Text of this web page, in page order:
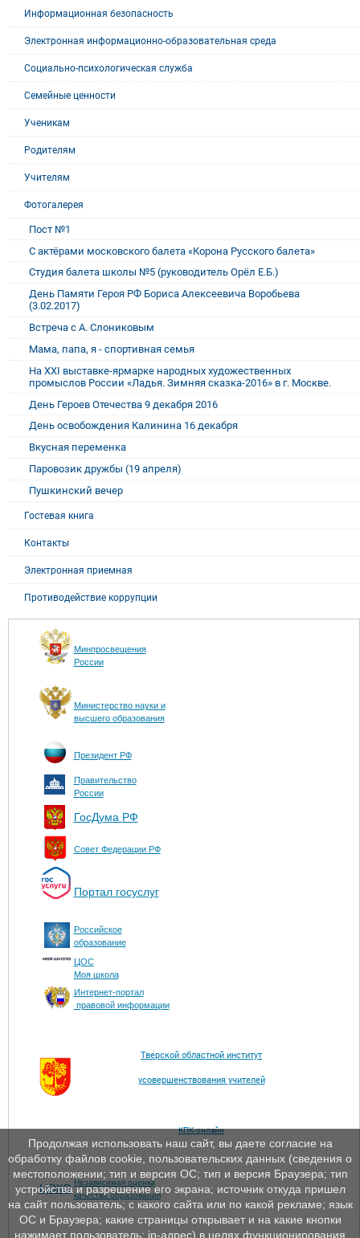
Информационная безопасность
Электронная информационно-образовательная среда
Социально-психологическая служба
Семейные ценности
Ученикам
Родителям
Учителям
Фотогалерея
Пост №1
С актёрами московского балета «Корона Русского балета»
Студия балета школы №5 (руководитель Орёл Е.Б.)
День Памяти Героя РФ Бориса Алексеевича Воробьева
(3.02.2017)
Встреча с А. Слониковым
Мама, папа, я - спортивная семья
На XXI выставке-ярмарке народных художественных
промыслов России «Ладья. Зимняя сказка-2016» в г. Москве.
День Героев Отечества 9 декабря 2016
День освобождения Калинина 16 декабря
Вкусная переменка
Паровозик дружбы (19 апреля)
Пушкинский вечер
Гостевая книга
Контакты
Электронная приемная
Противодействие коррупции
Минпросвещения
России
Министерство науки и
высшего образования
Президент РФ
Правительство
России
ГосДума РФ
Совет Федерации РФ
Портал госуслуг
Российское
образование
ЦОС
Моя школа
Интернет-портал
правовой информации
Тверской областной институт
усовершенствования учителей
КПК-онлайн
ЦОКО Независимая оценка
качества образования
Продолжая использовать наш сайт, вы даете согласие на
обработку файлов cookie, пользовательских данных (сведения о
местоположении; тип и версия ОС; тип и версия Браузера; тип
устройства и разрешение его экрана; источник откуда пришел
на сайт пользователь; с какого сайта или по какой рекламе; язык
ОС и Браузера; какие страницы открывает и на какие кнопки
нажимает пользователь; ip-адрес) в целях функционирования